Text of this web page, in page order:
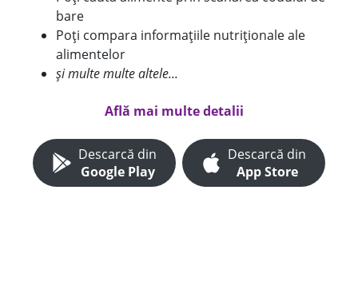
bare
Poți compara informațiile nutriționale ale
alimentelor
și multe multe altele...
Află mai multe detalii
Descarcă din
Google Play
Descarcă din
App Store